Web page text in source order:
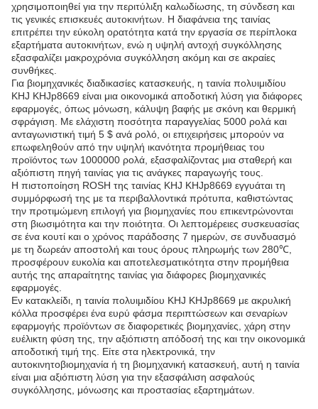
χρησιμοποιηθεί για την περιτύλιξη καλωδίωσης, τη σύνδεση και
τις γενικές επισκευές αυτοκινήτων. Η διαφάνεια της ταινίας
επιτρέπει την εύκολη ορατότητα κατά την εργασία σε περίπλοκα
εξαρτήματα αυτοκινήτων, ενώ η υψηλή αντοχή συγκόλλησης
εξασφαλίζει μακροχρόνια συγκόλληση ακόμη και σε ακραίες
συνθήκες.
Για βιομηχανικές διαδικασίες κατασκευής, η ταινία πολυιμιδίου
KHJ KHJp8669 είναι μια οικονομικά αποδοτική λύση για διάφορες
εφαρμογές, όπως μόνωση, κάλυψη βαφής με σκόνη και θερμική
σφράγιση. Με ελάχιστη ποσότητα παραγγελίας 5000 ρολά και
ανταγωνιστική τιμή 5 $ ανά ρολό, οι επιχειρήσεις μπορούν να
επωφεληθούν από την υψηλή ικανότητα προμήθειας του
προϊόντος των 1000000 ρολά, εξασφαλίζοντας μια σταθερή και
αξιόπιστη πηγή ταινίας για τις ανάγκες παραγωγής τους.
Η πιστοποίηση ROSH της ταινίας KHJ KHJp8669 εγγυάται τη
συμμόρφωσή της με τα περιβαλλοντικά πρότυπα, καθιστώντας
την προτιμώμενη επιλογή για βιομηχανίες που επικεντρώνονται
στη βιωσιμότητα και την ποιότητα. Οι λεπτομέρειες συσκευασίας
σε ένα κουτί και ο χρόνος παράδοσης 7 ημερών, σε συνδυασμό
με τη δωρεάν αποστολή και τους όρους πληρωμής των 280℃,
προσφέρουν ευκολία και αποτελεσματικότητα στην προμήθεια
αυτής της απαραίτητης ταινίας για διάφορες βιομηχανικές
εφαρμογές.
Εν κατακλείδι, η ταινία πολυιμιδίου KHJ KHJp8669 με ακρυλική
κόλλα προσφέρει ένα ευρύ φάσμα περιπτώσεων και σεναρίων
εφαρμογής προϊόντων σε διαφορετικές βιομηχανίες, χάρη στην
ευέλικτη φύση της, την αξιόπιστη απόδοσή της και την οικονομικά
αποδοτική τιμή της. Είτε στα ηλεκτρονικά, την
αυτοκινητοβιομηχανία ή τη βιομηχανική κατασκευή, αυτή η ταινία
είναι μια αξιόπιστη λύση για την εξασφάλιση ασφαλούς
συγκόλλησης, μόνωσης και προστασίας εξαρτημάτων.